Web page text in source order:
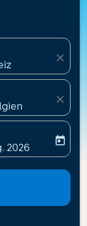
close
close
return-date-
2026
today